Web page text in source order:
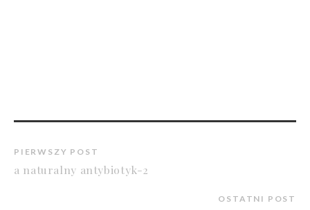
PIERWSZY POST
a naturalny antybiotyk-2
OSTATNI POST